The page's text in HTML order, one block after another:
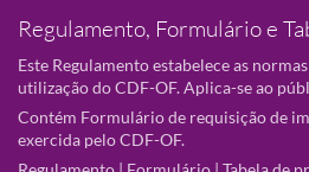
Regulamento, Formulário e
Este Regulamento estabelece as
utilização do CDF-OF. Aplica-se ao
Contém Formulário de requisição de
exercida pelo CDF-OF.